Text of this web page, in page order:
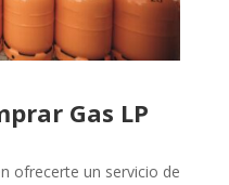
Gas LP
ofrecerte un servicio de